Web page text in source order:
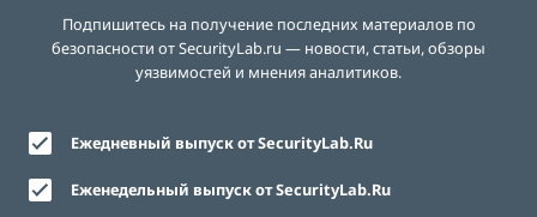
Подпишитесь на получение последних материалов по
безопасности от SecurityLab.ru — новости, статьи, обзоры
уязвимостей и мнения аналитиков.
Ежедневный выпуск от SecurityLab.Ru
Еженедельный выпуск от SecurityLab.Ru